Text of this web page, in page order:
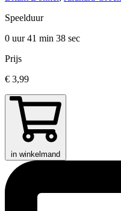
Speelduur
0 uur 41 min 38 sec
Prijs
€ 3,99
in winkelmand